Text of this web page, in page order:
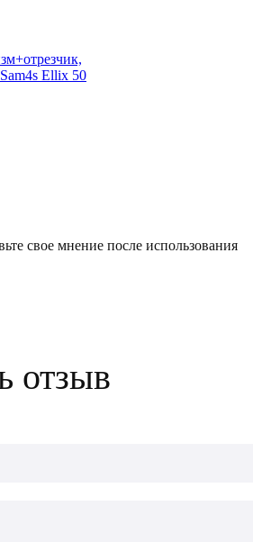
свое мнение после использования
отзыв